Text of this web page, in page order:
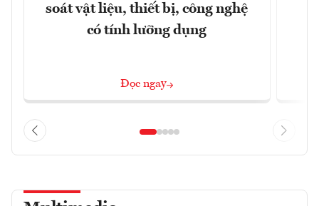
soát vật liệu, thiết bị, công nghệ
có tính lưỡng dụng
Đọc ngay